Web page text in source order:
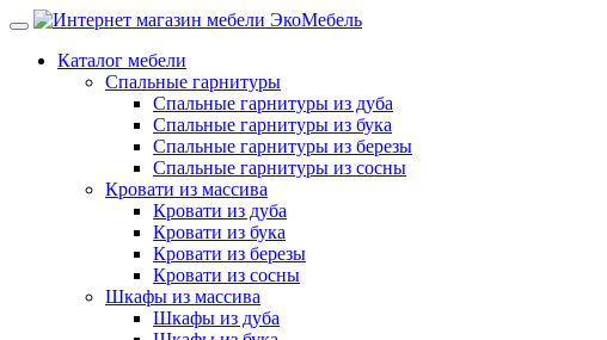
Каталог мебели
Спальные гарнитуры
Спальные гарнитуры из дуба
Спальные гарнитуры из бука
Спальные гарнитуры из березы
Спальные гарнитуры из сосны
Кровати из массива
Кровати из дуба
Кровати из бука
Кровати из березы
Кровати из сосны
Шкафы из массива
Шкафы из дуба